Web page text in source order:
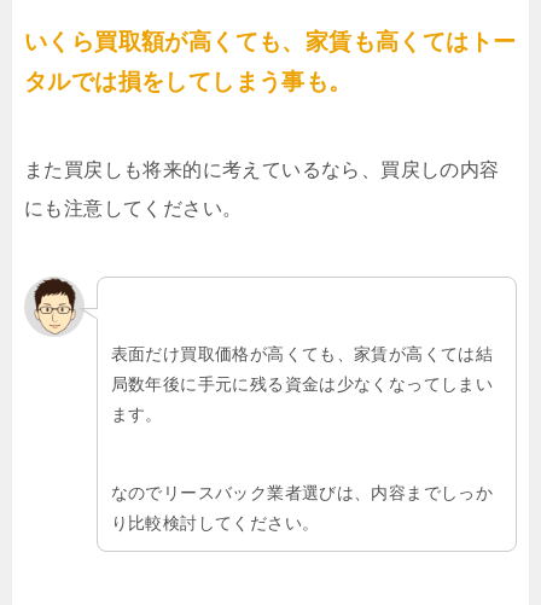
いくら買取額が高くても、家賃も高くてはトー
タルでは損をしてしまう事も。
また買戻しも将来的に考えているなら、買戻しの内容
にも注意してください。
表面だけ買取価格が高くても、家賃が高くては結
局数年後に手元に残る資金は少なくなってしまい
ます。
なのでリースバック業者選びは、内容までしっか
り比較検討してください。